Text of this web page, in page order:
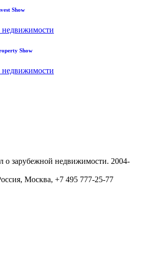
Show
недвижимости
Show
недвижимости
о зарубежной недвижимости. 2004-
Москва, +7 495 777-25-77